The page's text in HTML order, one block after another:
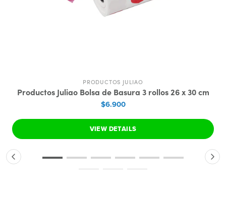
PRODUCTOS JULIAO
Productos Juliao Bolsa de Basura 3 rollos 26 x 30 cm
$6.900
VIEW DETAILS